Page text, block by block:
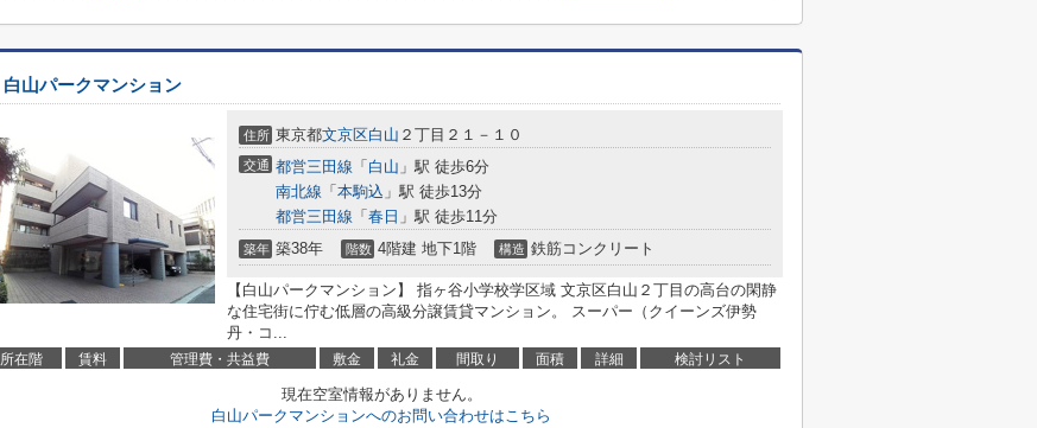
白山パークマンション
住所 東京都文京区白山 ２丁目２１－１０
交通 都営三田線 「 白山 」駅 徒歩6分
南北線 「 本駒込 」駅 徒歩13分
都営三田線 「 春日 」駅 徒歩11分
築年 築38年 階数 4階建 地下1階 構造 鉄筋コンクリート
【白山パークマンション】 指ヶ谷小学校学区域 文京区白山２丁目の高台の閑静
な住宅街に佇む低層の高級分譲賃貸マンション。 スーパー（クイーンズ伊勢
丹・コ...
所在階 賃料 管理費・共益費 敷金 礼金 間取り 面積 詳細 検討リスト
現在空室情報がありません。
白山パークマンションへのお問い合わせはこちら